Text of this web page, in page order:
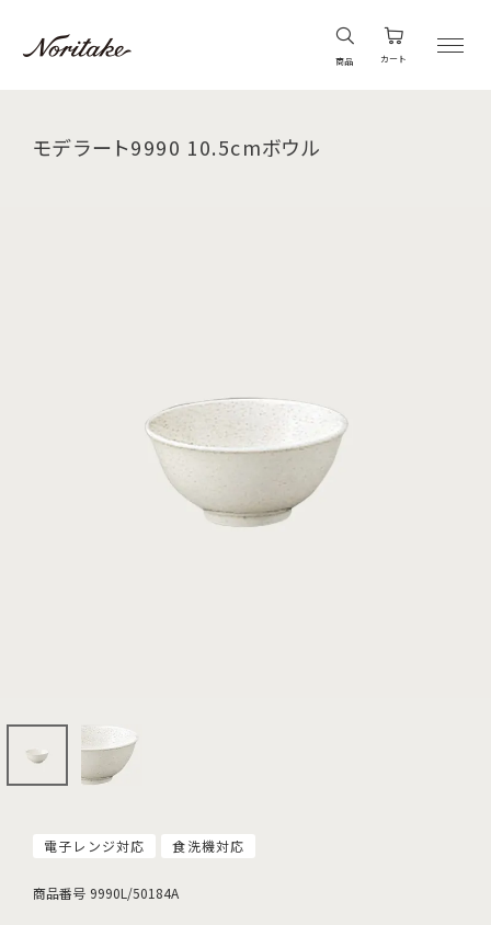
商品 カート
モデラート9990 10.5cmボウル
電子レンジ対応 食洗機対応
商品番号 9990L/50184A